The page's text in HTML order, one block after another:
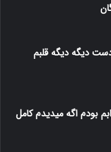
دیگه دیگه قلبم
بودم اگه میدیدم کامل